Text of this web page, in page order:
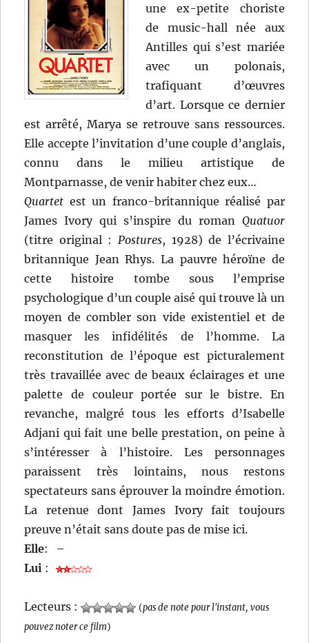
une ex-petite choriste
de music-hall née aux
Antilles qui s’est mariée
avec un polonais,
trafiquant d’œuvres
d’art. Lorsque ce dernier
est arrêté, Marya se retrouve sans ressources.
Elle accepte l’invitation d’une couple d’anglais,
connu dans le milieu artistique de
Montparnasse, de venir habiter chez eux…
Quartet est un franco-britannique réalisé par
James Ivory qui s’inspire du roman Quatuor
(titre original : Postures, 1928) de l’écrivaine
britannique Jean Rhys. La pauvre héroïne de
cette histoire tombe sous l’emprise
psychologique d’un couple aisé qui trouve là un
moyen de combler son vide existentiel et de
masquer les infidélités de l’homme. La
reconstitution de l’époque est picturalement
très travaillée avec de beaux éclairages et une
palette de couleur portée sur le bistre. En
revanche, malgré tous les efforts d’Isabelle
Adjani qui fait une belle prestation, on peine à
s’intéresser à l’histoire. Les personnages
paraissent très lointains, nous restons
spectateurs sans éprouver la moindre émotion.
La retenue dont James Ivory fait toujours
preuve n’était sans doute pas de mise ici.
Elle:
–
Lui :
Lecteurs : (pas de note pour l'instant, vous
pouvez noter ce film)